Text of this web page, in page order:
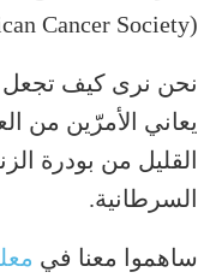
(American Cancer Society).
نحن نرى كيف تجعل
يعاني الأمرّين من
القليل من بودرة
السرطانية.
ساهموا معنا في